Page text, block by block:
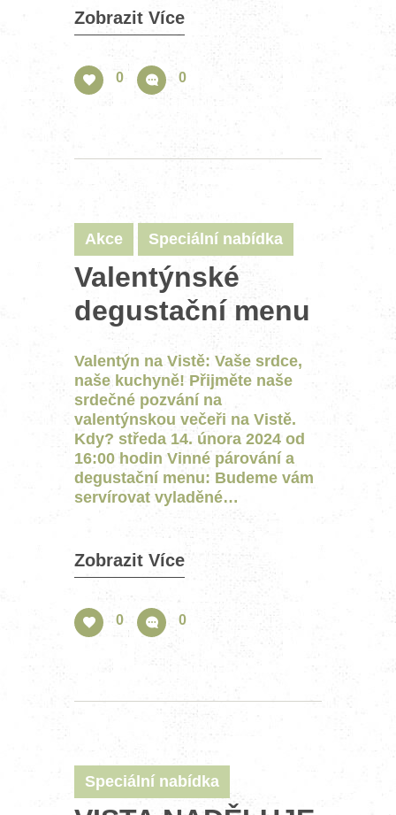
Zobrazit Více
0 0
Akce Speciální nabídka
Valentýnské
degustační menu
Valentýn na Vistě: Vaše srdce,
naše kuchyně! Přijměte naše
srdečné pozvání na
valentýnskou večeři na Vistě.
Kdy? středa 14. února 2024 od
16:00 hodin Vinné párování a
degustační menu: Budeme vám
servírovat vyladěné…
Zobrazit Více
0 0
Speciální nabídka